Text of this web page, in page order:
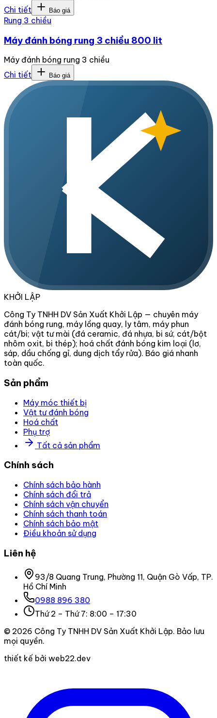
Chi tiết
Báo giá
Rung 3 chiều
Máy đánh bóng rung 3 chiều 800 lit
Máy đánh bóng rung 3 chiều
Chi tiết
Báo giá
KHỞI LẬP
Công Ty TNHH DV Sản Xuất Khởi Lập — chuyên máy
đánh bóng rung, máy lồng quay, ly tâm, máy phun
cát/bi; vật tư mài (đá ceramic, đá nhựa, bi sứ, cát/bột
nhôm oxit, bi thép); hoá chất đánh bóng kim loại (lơ,
sáp, dầu chống gỉ, dung dịch tẩy rửa). Báo giá nhanh
toàn quốc.
Sản phẩm
Máy móc thiết bị
Vật tư đánh bóng
Hoá chất
Phụ trợ
Tất cả sản phẩm
Chính sách
Chính sách bảo hành
Chính sách đổi trả
Chính sách vận chuyển
Chính sách thanh toán
Chính sách bảo mật
Điều khoản sử dụng
Liên hệ
93/8 Quang Trung, Phường 11, Quận Gò Vấp, TP.
Hồ Chí Minh
0988 896 380
Thứ 2 – Thứ 7: 8:00 – 17:30
© 2026 Công Ty TNHH DV Sản Xuất Khởi Lập. Bảo lưu
mọi quyền.
thiết kế bởi web22.dev